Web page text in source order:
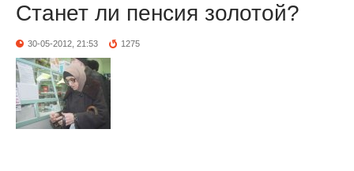
Станет ли пенсия золотой?
30-05-2012, 21:53 1275